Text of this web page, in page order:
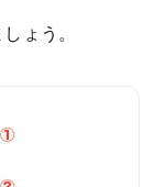
ょう。